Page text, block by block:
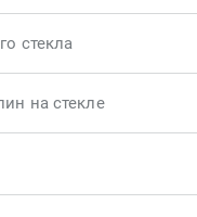
стекла
на стекле